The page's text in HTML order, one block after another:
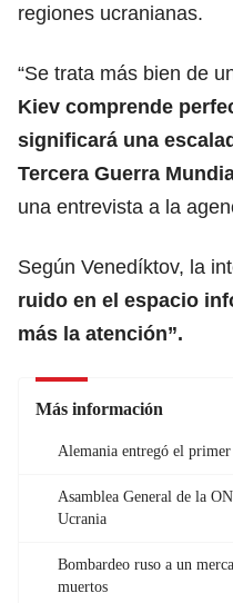
regiones ucranianas.
“Se trata más bien de
Kiev comprende
significará una
Tercera Guerra
una entrevista a la
Según Venedíktov, la
ruido en el espacio
más la atención”.
Más información
Alemania entregó el primer
Asamblea General de la
Ucrania
Bombardeo ruso a un
muertos